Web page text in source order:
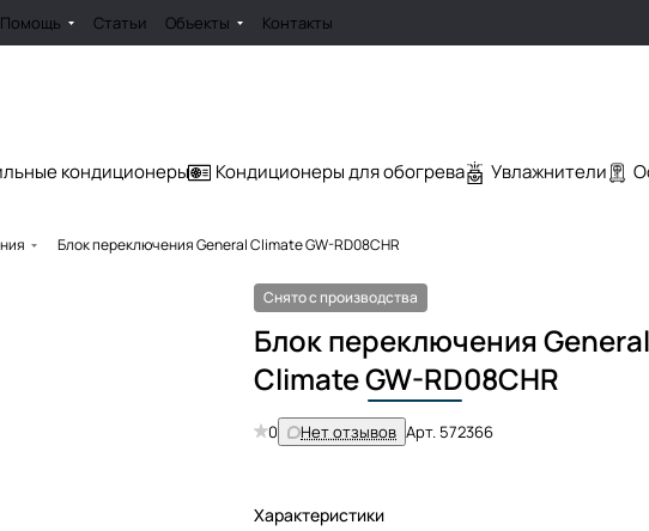
Помощь Статьи Объекты Контакты
кондиционеры Кондиционеры для обогрева Увлажнители
Блок переключения General Climate GW-RD08CHR
Снято с производства
Блок переключения General
ClimateGW-RD08CHR
0 Нет отзывов Арт. 572366
Характеристики